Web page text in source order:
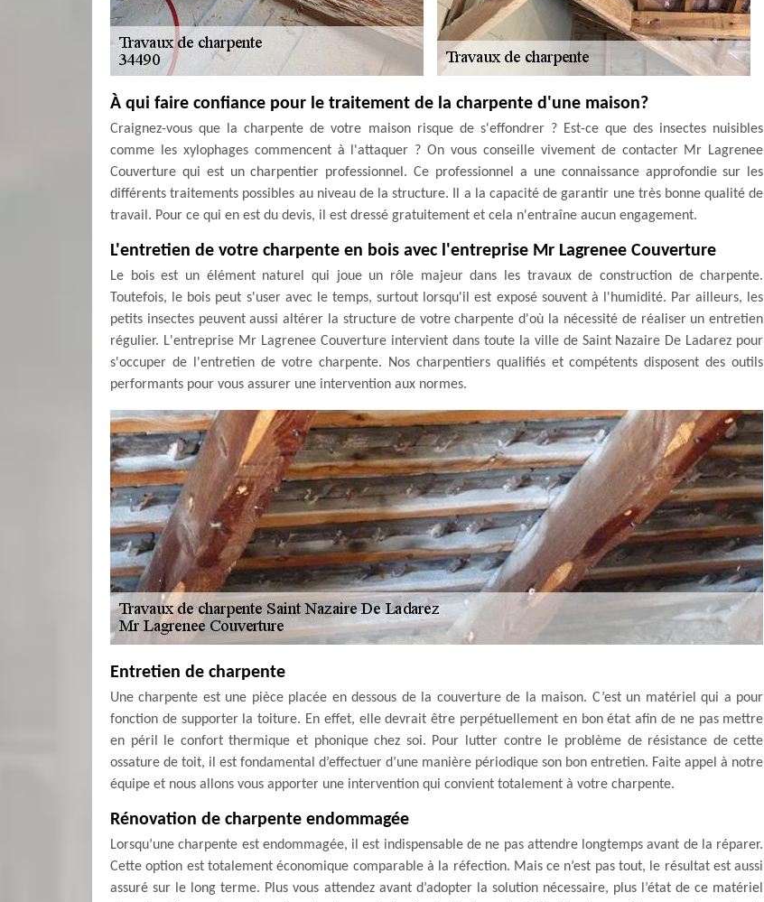
À qui faire confiance pour le traitement de la charpente d'une maison?
Craignez-vous que la charpente de votre maison risque de s'effondrer ? Est-ce que des insectes nuisibles
comme les xylophages commencent à l'attaquer ? On vous conseille vivement de contacter Mr Lagrenee
Couverture qui est un charpentier professionnel. Ce professionnel a une connaissance approfondie sur les
différents traitements possibles au niveau de la structure. Il a la capacité de garantir une très bonne qualité de
travail. Pour ce qui en est du devis, il est dressé gratuitement et cela n'entraîne aucun engagement.
L'entretien de votre charpente en bois avec l'entreprise Mr Lagrenee Couverture
Le bois est un élément naturel qui joue un rôle majeur dans les travaux de construction de charpente.
Toutefois, le bois peut s'user avec le temps, surtout lorsqu'il est exposé souvent à l'humidité. Par ailleurs, les
petits insectes peuvent aussi altérer la structure de votre charpente d'où la nécessité de réaliser un entretien
régulier. L'entreprise Mr Lagrenee Couverture intervient dans toute la ville de Saint Nazaire De Ladarez pour
s'occuper de l'entretien de votre charpente. Nos charpentiers qualifiés et compétents disposent des outils
performants pour vous assurer une intervention aux normes.
Entretien de charpente
Une charpente est une pièce placée en dessous de la couverture de la maison. C’est un matériel qui a pour
fonction de supporter la toiture. En effet, elle devrait être perpétuellement en bon état afin de ne pas mettre
en péril le confort thermique et phonique chez soi. Pour lutter contre le problème de résistance de cette
ossature de toit, il est fondamental d’effectuer d’une manière périodique son bon entretien. Faite appel à notre
équipe et nous allons vous apporter une intervention qui convient totalement à votre charpente.
Rénovation de charpente endommagée
Lorsqu’une charpente est endommagée, il est indispensable de ne pas attendre longtemps avant de la réparer.
Cette option est totalement économique comparable à la réfection. Mais ce n’est pas tout, le résultat est aussi
assuré sur le long terme. Plus vous attendez avant d’adopter la solution nécessaire, plus l’état de ce matériel